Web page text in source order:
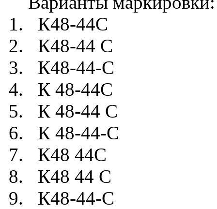
1. К48-44C
2. К48-44 C
3. К48-44-C
4. К 48-44C
5. К 48-44 C
6. К 48-44-C
7. К48 44C
8. К48 44 C
9. К48-44-C